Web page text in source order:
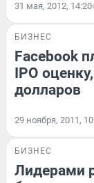
31 мая, 2012, 14:20
БИЗНЕС
Facebook
IPO
долларов
29 ноября, 2011,
БИЗНЕС
Лидерами